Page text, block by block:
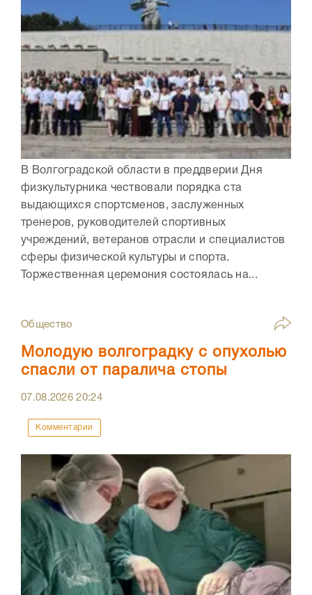
В Волгоградской области в преддверии Дня
физкультурника чествовали порядка ста
выдающихся спортсменов, заслуженных
тренеров, руководителей спортивных
учреждений, ветеранов отрасли и специалистов
сферы физической культуры и спорта.
Торжественная церемония состоялась на...
Общество
Молодую волгоградку с опухолью
спасли от паралича стопы
07.08.202620:24
Комментарии